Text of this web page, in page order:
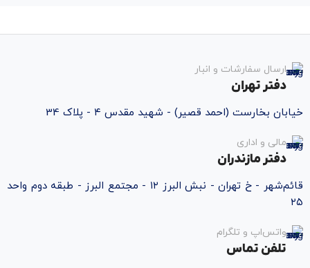
ارسال سفارشات و انبار
دفتر تهران
خیابان بخارست (احمد قصیر) - شهید مقدس ۴ - پلاک 34
مالی و اداری
دفتر مازندران
قائم‌شهر - خ تهران - نبش البرز ۱۲ - مجتمع البرز - طبقه دوم واحد
۲۵
واتس‌اپ و تلگرام
تلفن تماس